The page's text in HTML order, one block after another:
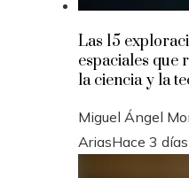
Las 15
espaciales que
la ciencia y la
Miguel Ángel
AriasHace 3 días